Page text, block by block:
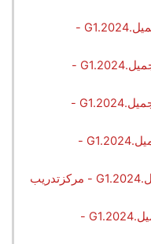
دانيا ابراهيم محمد نوفل ( تجميل.G1.2024 -
ديما احمد صادق مرداوي ( تجميل.G1.2024 -
رغد اياد عبد الرحيم الفار ( تجميل.G1.2024 -
رغد مشهور علي الشيخ ( تجميل.G1.2024 -
رنا خليل محمود خضر ( تجميل.G1.2024 - مركزتدريب
رنا لطفي رشيد قرعان ( تجميل.G1.2024 -